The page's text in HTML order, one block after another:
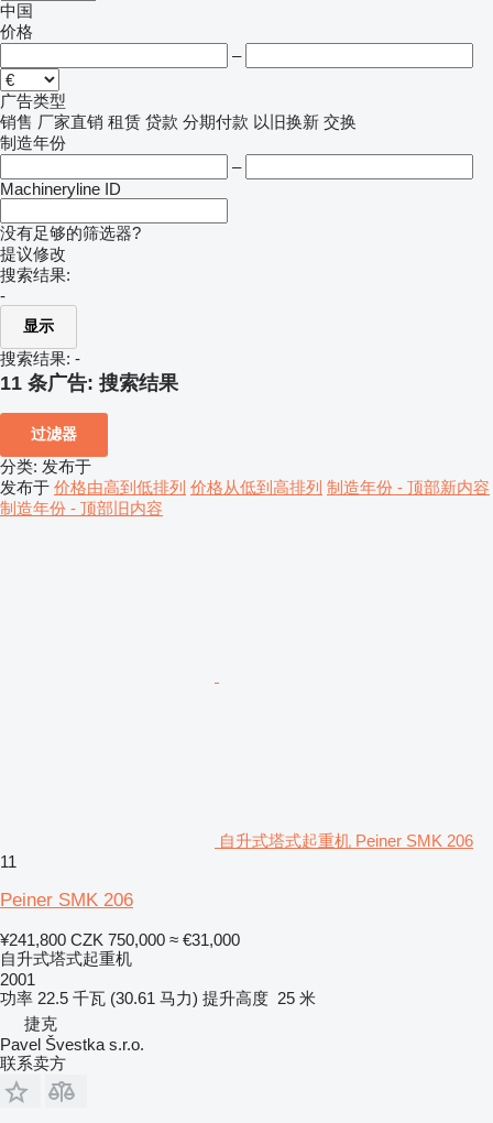
中国
价格
–
广告类型
销售 厂家直销 租赁 贷款 分期付款 以旧换新 交换
制造年份
–
Machineryline ID
没有足够的筛选器?
提议修改
搜索结果:
-
显示
搜索结果: -
11 条广告: 搜索结果
过滤器
分类: 发布于
发布于 价格由高到低排列 价格从低到高排列 制造年份 - 顶部新内容
制造年份 - 顶部旧内容
自升式塔式起重机 Peiner SMK 206
11
Peiner SMK 206
¥241,800 CZK 750,000 ≈ €31,000
自升式塔式起重机
2001
功率 22.5 千瓦 (30.61 马力) 提升高度 25 米
捷克
Pavel Švestka s.r.o.
联系卖方